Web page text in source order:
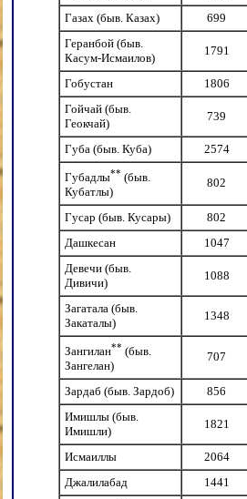
Газах (быв. Казах)
699
Геранбой (быв.
Касум-Исмаилов)
1791
Гобустан
1806
Гойчай (быв.
Геокчай)
739
Губа (быв. Куба) 2574
Губадлы** (быв.
Кубатлы)
802
Гусар (быв. Кусары)
802
Дашкесан
1047
Девечи (быв.
Дивичи)
1088
Загатала (быв.
Закаталы)
1348
Зангилан** (быв.
Зангелан)
707
Зардаб (быв. Зардоб)
856
Имишлы (быв.
Имишли)
1821
Исмаиллы
2064
Джалилабад
1441